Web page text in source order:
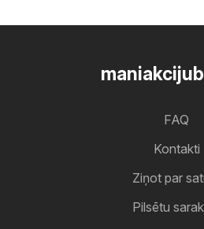
FAQ
Kontakti
Ziņot par
Pilsētu